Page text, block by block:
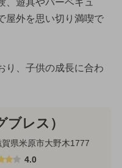
屋外を思い切り満喫で
り、子供の成長に合わ
ブレス）
賀県米原市大野木1777
4.0